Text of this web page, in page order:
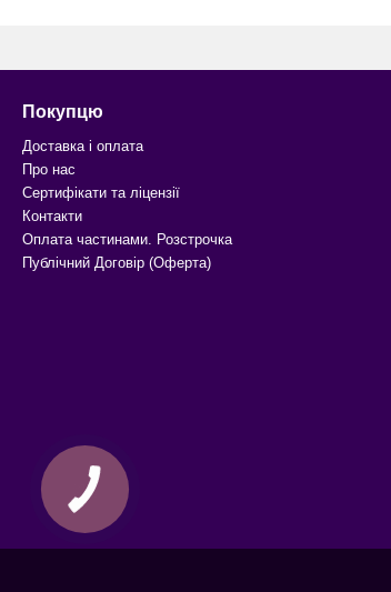
Покупцю
Доставка і оплата
Про нас
Сертифікати та ліцензії
Контакти
Оплата частинами. Розстрочка
Публічний Договір (Оферта)